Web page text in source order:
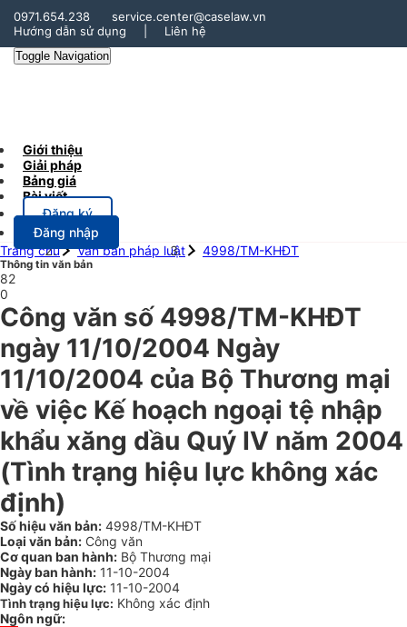
0971.654.238
service.center@caselaw.vn
Hướng dẫn sử dụng
Liên hệ
Toggle Navigation
Giới thiệu
Giải pháp
Bảng giá
Bài viết
Đăng ký
Đăng nhập
Trang chủ
Văn bản pháp luật 4998/TM-KHĐT
Thông tin văn bản
82
0
Công văn số 4998/TM-KHĐT
ngày 11/10/2004 Ngày
11/10/2004 của Bộ Thương mại
về việc Kế hoạch ngoại tệ nhập
khẩu xăng dầu Quý IV năm 2004
(Tình trạng hiệu lực không xác
định)
Số hiệu văn bản: 4998/TM-KHĐT
Loại văn bản: Công văn
Cơ quan ban hành: Bộ Thương mại
Ngày ban hành: 11-10-2004
Ngày có hiệu lực: 11-10-2004
Tình trạng hiệu lực: Không xác định
Ngôn ngữ: